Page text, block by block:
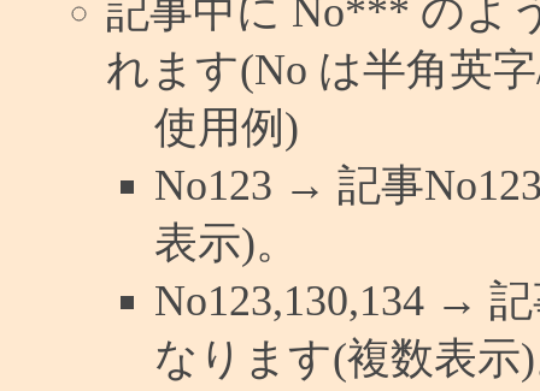
記事中に No*** のよ
れます(No は半角英
使用例)
No123 → 記事
表示)。
No123,130,134 →
なります(複数表示